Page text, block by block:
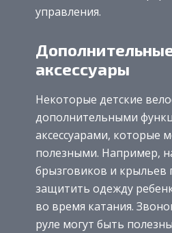
управления.
аксессуары
Некоторые детские
дополнительными
аксессуарами, которые
полезными. Например,
брызговиков и крыльев
защитить одежду
во время катания.
руле могут быть